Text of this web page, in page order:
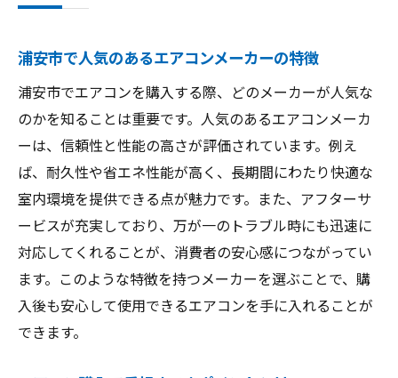
エアコン選びで注目すべき主要ポイント
浦安市でのエアコン選びのコツ
地元で人気のエアコンメーカーの選定
アフターサービスの充実度を確認
エアコン購入前に知っておくべきこと
浦安市住民必見！エアコンメーカーの選び方
地元でおすすめのエアコンメーカーを紹介
エアコンの選び方で失敗しないために
浦安市でのエアコンメーカー選択の注意点
信頼できるエアコンメーカーの見つけ方
浦安市で人気のあるエアコンメーカーの特徴
浦安市でエアコンを購入する際、どのメーカーが人気な
のかを知ることは重要です。人気のあるエアコンメーカ
ーは、信頼性と性能の高さが評価されています。例え
ば、耐久性や省エネ性能が高く、長期間にわたり快適な
室内環境を提供できる点が魅力です。また、アフターサ
ービスが充実しており、万が一のトラブル時にも迅速に
対応してくれることが、消費者の安心感につながってい
ます。このような特徴を持つメーカーを選ぶことで、購
入後も安心して使用できるエアコンを手に入れることが
できます。